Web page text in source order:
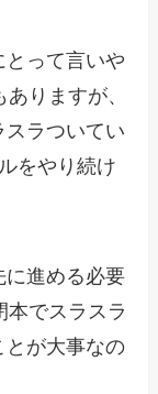
って言いや
りますが、
ラついてい
をやり続け
に進める必要
本でスラスラ
とが大事なの